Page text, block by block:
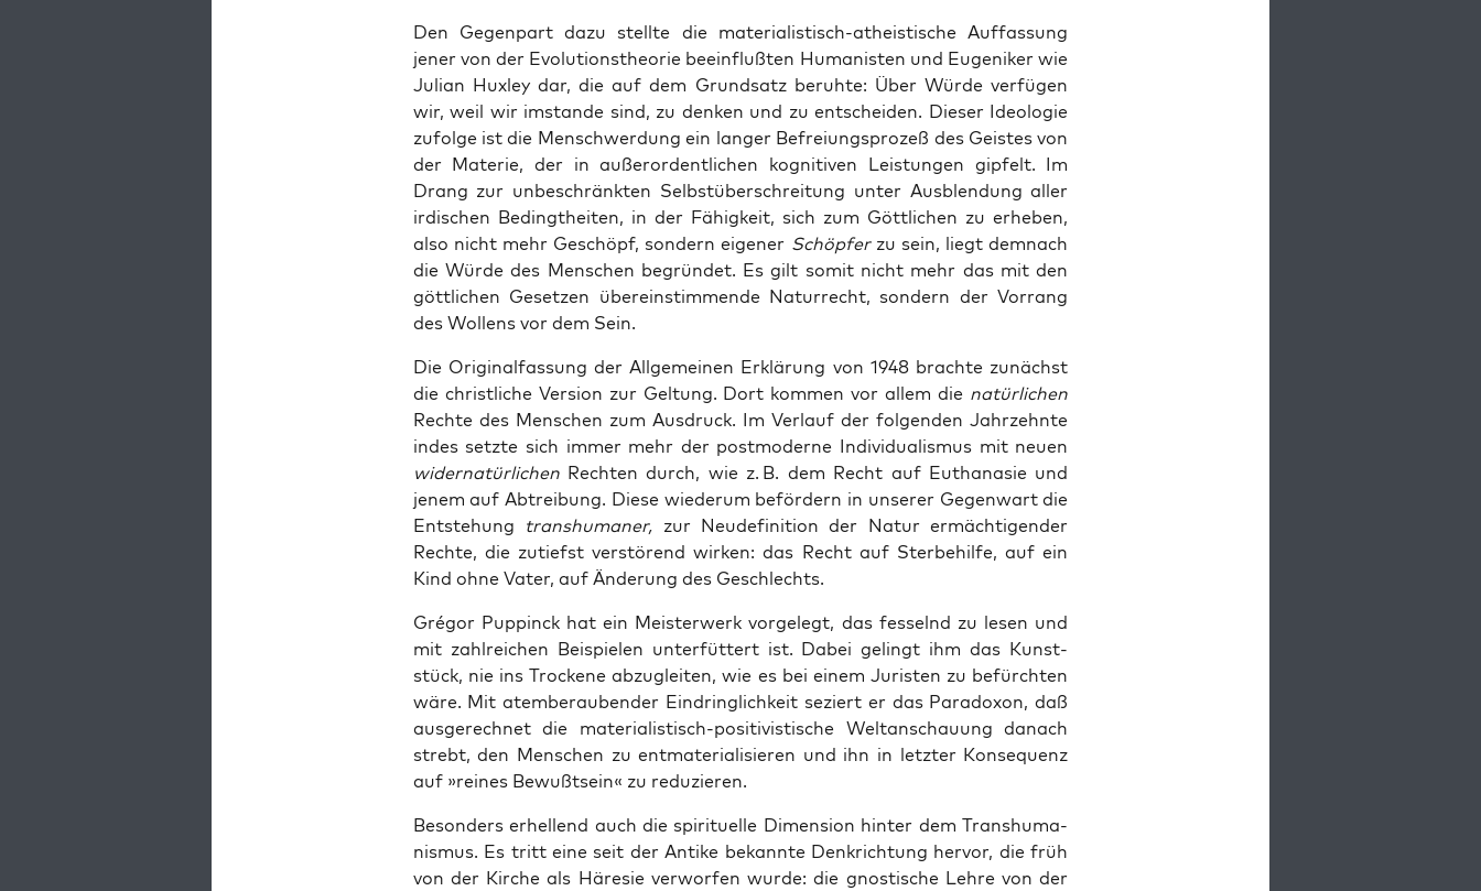
Den Gegen­part dazu stell­te die mate­ria­lis­tisch-athe­is­ti­sche Auf­fas­sung
jener von der Evo­lu­ti­ons­theo­rie beein­fluß­ten Huma­nis­ten und Euge­ni­ker wie
Juli­an Hux­ley dar, die auf dem Grund­satz beruh­te: Über Wür­de ver­fü­gen
wir, weil wir imstan­de sind, zu den­ken und zu ent­schei­den. Die­ser Ideo­lo­gie
zufol­ge ist die Mensch­wer­dung ein lan­ger Befrei­ungs­pro­zeß des Geis­tes von
der Mate­rie, der in außer­or­dent­li­chen kogni­ti­ven Leis­tun­gen gip­felt. Im
Drang zur unbe­schränk­ten Selbst­über­schrei­tung unter Aus­blen­dung aller
irdi­schen Bedingt­hei­ten, in der Fähig­keit, sich zum Gött­li­chen zu erhe­ben,
also nicht mehr Geschöpf, son­dern eige­ner Schöp­ferzu sein, liegt dem­nach
die Wür­de des Men­schen begrün­det. Es gilt somit nicht mehr das mit den
gött­li­chen Geset­zen über­ein­stim­men­de Natur­recht, son­dern der Vor­rang
des Wol­lens vor dem Sein.
Die Ori­gi­nal­fas­sung der All­ge­mei­nen Erklä­rung von 1948 brach­te zunächst
die christ­li­che Ver­si­on zur Gel­tung. Dort kom­men vor allem die natür­li­chen
Rech­te des Men­schen zum Aus­druck. Im Ver­lauf der fol­gen­den Jahr­zehn­te
indes setz­te sich immer mehr der post­mo­der­ne Indi­vi­dua­lis­mus mit neu­en
wider­na­tür­li­chen Rech­ten durch, wie z. B. dem Recht auf Eutha­na­sie und
jenem auf Abtrei­bung. Die­se wie­der­um beför­dern in unse­rer Gegen­wart die
Ent­ste­hung ­ trans­hu­ma­ner, zur Neu­de­fi­ni­ti­on der Natur ermäch­ti­gen­der
Rech­te, die zutiefst ver­stö­rend wir­ken: das Recht auf Ster­be­hil­fe, auf ein
Kind ohne Vater, auf Ände­rung des Geschlechts.
Gré­gor Pup­pinck hat ein Meis­ter­werk vor­ge­legt, das fes­selnd zu lesen und
mit zahl­rei­chen Bei­spie­len unter­füt­tert ist. Dabei gelingt ihm das Kunst­
stück, nie ins Tro­cke­ne abzu­glei­ten, wie es bei einem Juris­ten zu befürch­ten
wäre. Mit atem­be­rau­ben­der Ein­dring­lich­keit seziert er das Para­do­xon, daß
aus­ge­rech­net die mate­ria­lis­tisch-posi­ti­vis­ti­sche Welt­an­schau­ung danach
strebt, den Men­schen zu ent­ma­te­ria­li­sie­ren und ihn in letz­ter Kon­se­quenz
auf »rei­nes Bewußt­sein« zu reduzieren.
Beson­ders erhel­lend auch die spi­ri­tu­el­le Dimen­si­on hin­ter dem Trans­hu­ma­
nis­mus. Es tritt eine seit der Anti­ke bekann­te Denk­rich­tung her­vor, die früh
von der Kir­che als Häre­sie ver­wor­fen wur­de: die gnos­ti­sche Leh­re von der